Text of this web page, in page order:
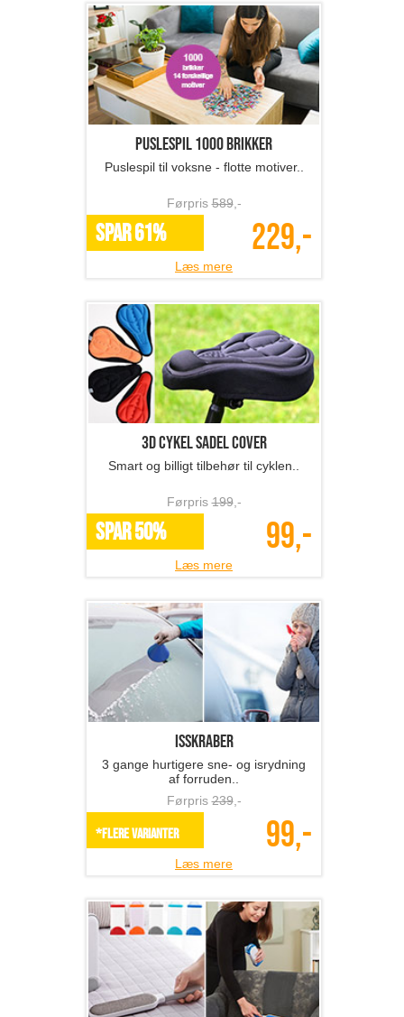
Puslespil 1000 brikker
Puslespil til voksne - flotte motiver..
Førpris589,-
SPAR 61% 229,-
Læs mere
3D cykel sadel cover
Smart og billigt tilbehør til cyklen..
Førpris199,-
SPAR 50% 99,-
Læs mere
Isskraber
3 gange hurtigere sne- og isrydning
af forruden..
Førpris239,-
*Flere varianter 99,-
Læs mere